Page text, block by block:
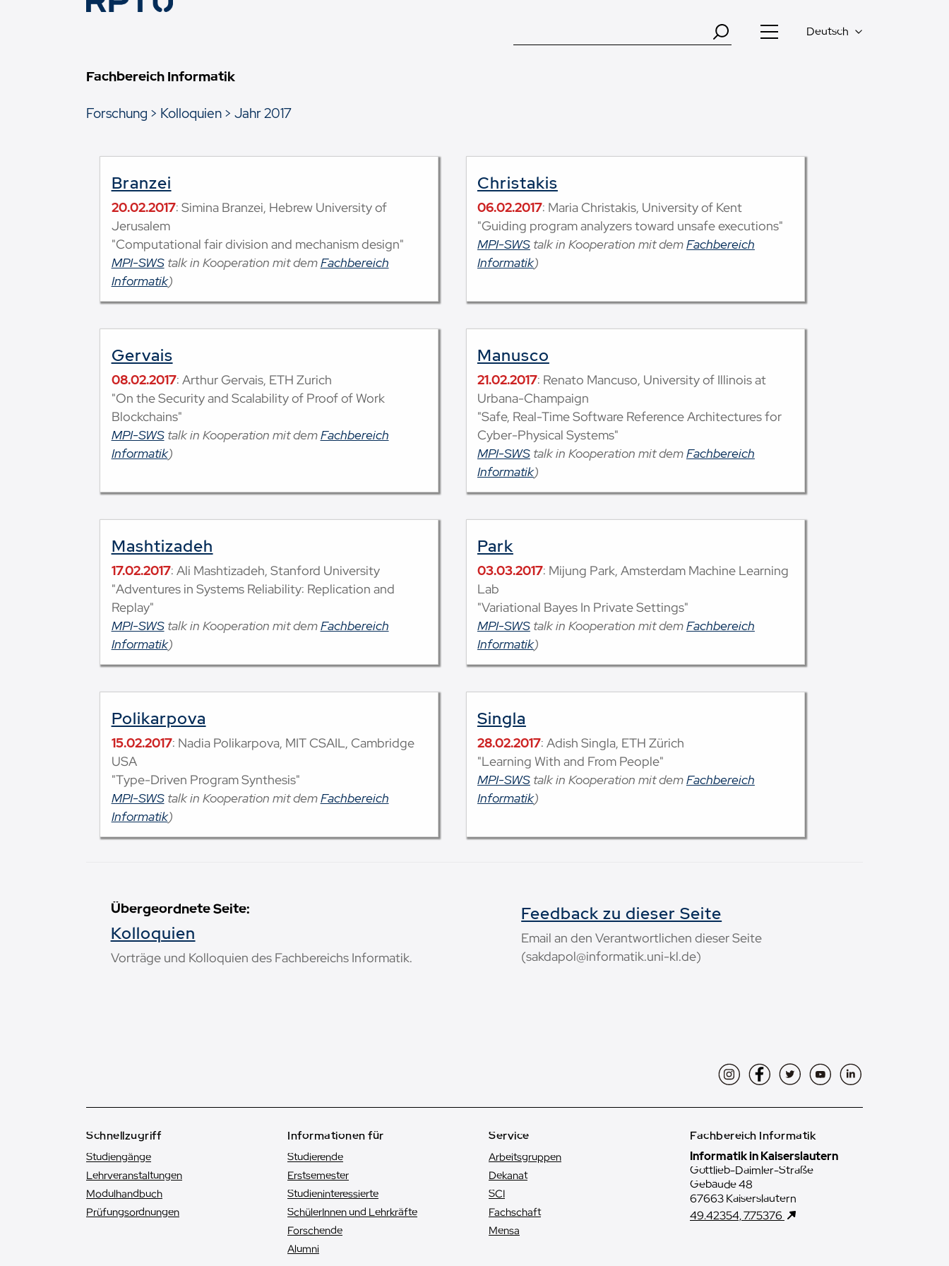
Deutsch
Fachbereich Informatik
Forschung
Kolloquien Jahr 2017
Branzei
20.02.2017: Simina Branzei, Hebrew University of
Jerusalem
"Computational fair division and mechanism design"
MPI-SWStalk in Kooperation mit demFachbereich
Informatik)
Christakis
06.02.2017: Maria Christakis, University of Kent
"Guiding program analyzers toward unsafe executions"
MPI-SWStalk in Kooperation mit demFachbereich
Informatik)
Gervais
08.02.2017: Arthur Gervais, ETH Zurich
"On the Security and Scalability of Proof of Work
Blockchains"
MPI-SWStalk in Kooperation mit demFachbereich
Informatik)
Manusco
21.02.2017: Renato Mancuso, University of Illinois at
Urbana-Champaign
"Safe, Real-Time Software Reference Architectures for
Cyber-Physical Systems"
MPI-SWStalk in Kooperation mit demFachbereich
Informatik)
Mashtizadeh
17.02.2017: Ali Mashtizadeh, Stanford University
"Adventures in Systems Reliability: Replication and
Replay"
MPI-SWStalk in Kooperation mit demFachbereich
Informatik)
Park
03.03.2017: Mijung Park, Amsterdam Machine Learning
Lab
"Variational Bayes In Private Settings"
MPI-SWStalk in Kooperation mit demFachbereich
Informatik)
Polikarpova
15.02.2017: Nadia Polikarpova, MIT CSAIL, Cambridge
USA
"Type-Driven Program Synthesis"
MPI-SWStalk in Kooperation mit demFachbereich
Informatik)
Singla
28.02.2017: Adish Singla, ETH Zürich
"Learning With and From People"
MPI-SWStalk in Kooperation mit demFachbereich
Informatik)
Übergeordnete Seite:
Kolloquien
Vorträge und Kolloquien des Fachbereichs Informatik.
Feedback zu dieser Seite
Email an den Verantwortlichen dieser Seite
(sakdapol@informatik.uni-kl.de)
InstagramFacebookTwitterYouTubeLinkedIn
Schnellzugriff
Studiengänge
Lehrveranstaltungen
Modulhandbuch
Prüfungsordnungen
Informationen für
Studierende
Erstsemester
Studien­interessierte
SchülerInnen und Lehrkräfte
Forschende
Alumni
Service
Arbeitsgruppen
Dekanat
SCI
Fachschaft
Mensa
Fachbereich Informatik
Informatik in Kaiserslautern
Gottlieb-Daimler-Straße
Gebäude 48
67663 Kaiserslautern
49.42354, 7.75376